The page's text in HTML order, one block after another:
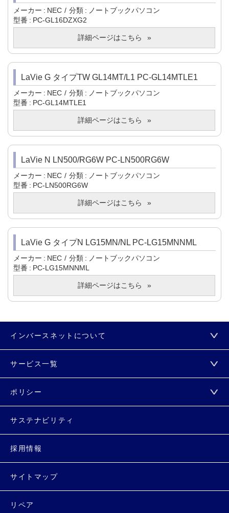
メーカー NEC 分類
ノートブックパソコン
型番
PC-GL16DZXG2
詳細ページはこちら
LaVie G タイプTW GL14MT/L1 PC-GL14MTLE1
メーカー NEC 分類
ノートブックパソコン
型番
PC-GL14MTLE1
詳細ページはこちら
LaVie N LN500/RG6W PC-LN500RG6W
メーカー NEC 分類
ノートブックパソコン
型番
PC-LN500RG6W
詳細ページはこちら
LaVie G タイプN LG15MN/NL PC-LG15MNNML
メーカー NEC 分類
ノートブックパソコン
型番
PC-LG15MNNML
詳細ページはこちら
インバースネットについて
サービス一覧
ポリシー
サステナビリティ
採用情報
サイトマップ
リペア